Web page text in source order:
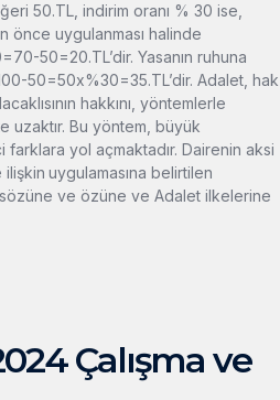
50.TL, indirim oranı % 30 ise,
önce uygulanması halinde
50=20.TL’dir. Yasanın ruhuna
50=50x%30=35.TL’dir. Adalet, hak
hakkını, yöntemlerle
uzaktır. Bu yöntem, büyük
yol açmaktadır. Dairenin aksi
uygulamasına belirtilen
ve özüne ve Adalet ilkelerine
Çalışma ve